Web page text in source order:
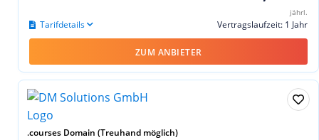
jährl.
Vertragslaufzeit: 1 Jahr
Tarifdetails
ZUM ANBIETER
.courses Domain (Treuhand möglich)